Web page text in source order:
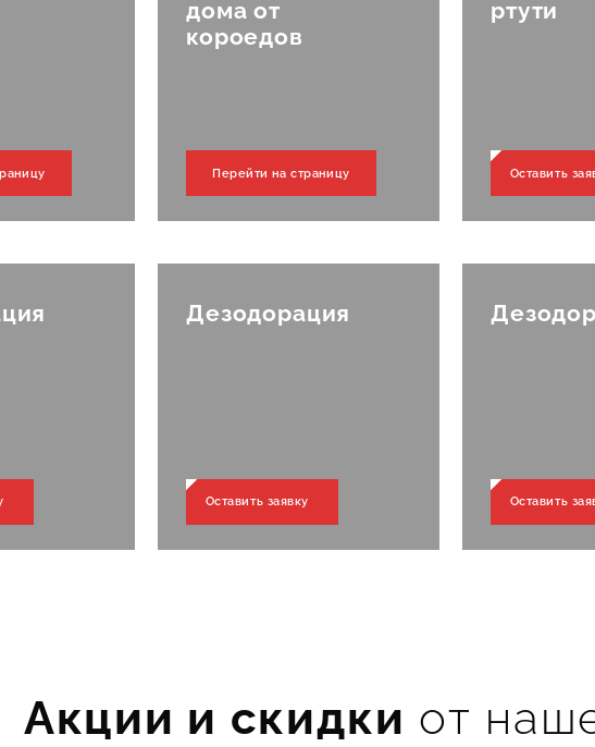
дома от
короедов
Перейти на страницу
ртути
Оставить
Дезодорация
Оставить заявку Оставить
Акции и скидки от